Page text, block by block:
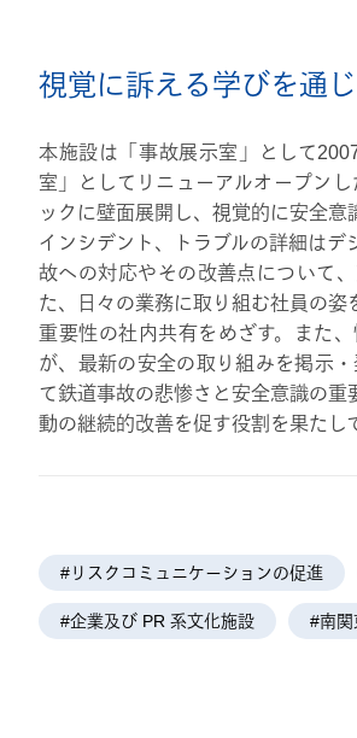
視覚に訴える学びを通
本施設は「事故展示室」として
室」としてリニューアルオープン
ックに壁面展開し、視覚的に安全意
インシデント、トラブルの詳細は
故への対応やその改善点について
た、日々の業務に取り組む社員の
重要性の社内共有をめざす。また
が、最新の安全の取り組みを掲示
て鉄道事故の悲惨さと安全意識の
動の継続的改善を促す役割を果たし
#リスクコミュニケーションの促進
#企業及び PR 系文化施設 #南関